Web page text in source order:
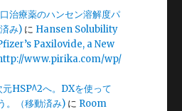
治療薬のハンセン溶解度パ
み) に Hansen Solubility
Paxilovide, a New
www.pirika.com/wp/
HSP^2へ。DXを使って
。（移動済み) に Room